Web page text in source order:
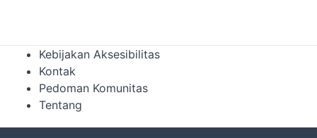
Kebijakan Aksesibilitas
Kontak
Pedoman Komunitas
Tentang